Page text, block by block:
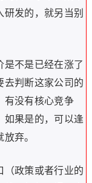
发的，就另当别
是不是已经在涨了
去判断这家公司的
有没有核心竞争
如果是的，可以逢
弃。
（政策或者行业的